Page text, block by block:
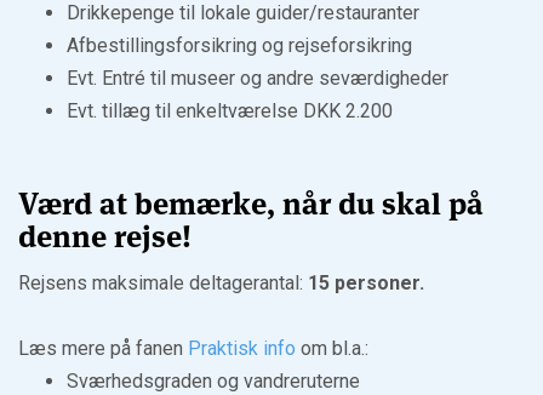
Drikkepenge til lokale guider/restauranter
Afbestillingsforsikring og rejseforsikring
Evt. Entré til museer og andre seværdigheder
Evt. tillæg til enkeltværelse DKK 2.200
Værd at bemærke, når du skal på
denne rejse!
Rejsens maksimale deltagerantal: 15 personer.
Læs mere på fanen Praktisk info om bl.a.:
Sværhedsgraden og vandreruterne